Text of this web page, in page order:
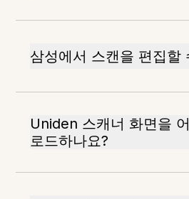
삼성에서 스캔을 편집할
Uniden 스캐너 화면을
로드하나요?